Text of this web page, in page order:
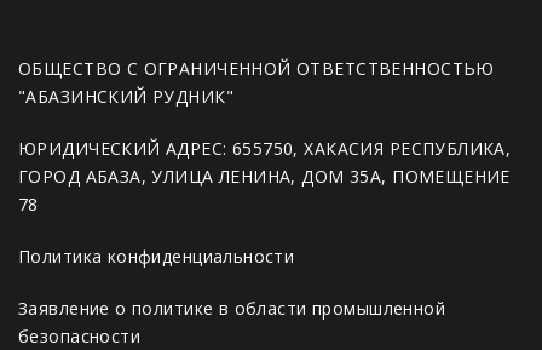
ОБЩЕСТВО С ОГРАНИЧЕННОЙ ОТВЕТСТВЕННОСТЬЮ
"АБАЗИНСКИЙ РУДНИК"
ЮРИДИЧЕСКИЙ АДРЕС: 655750, ХАКАСИЯ РЕСПУБЛИКА,
ГОРОД АБАЗА, УЛИЦА ЛЕНИНА, ДОМ 35А, ПОМЕЩЕНИЕ
78
Политика конфиденциальности
Заявление о политике в области промышленной
безопасности